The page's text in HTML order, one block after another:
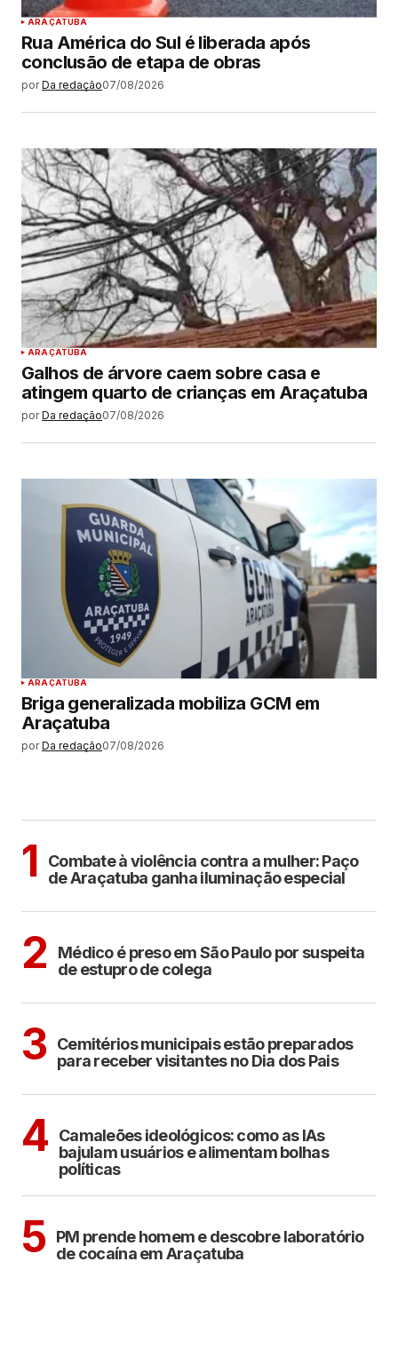
ARAÇATUBA
Rua América do Sul é liberada após
conclusão de etapa de obras
por Da redação07/08/2026
ARAÇATUBA
Galhos de árvore caem sobre casa e
atingem quarto de crianças em Araçatuba
por Da redação07/08/2026
ARAÇATUBA
Briga generalizada mobiliza GCM em
Araçatuba
por Da redação07/08/2026
1
Combate à violência contra a mulher: Paço
de Araçatuba ganha iluminação especial
2
Médico é preso em São Paulo por suspeita
de estupro de colega
3 Cemitérios municipais estão preparados
para receber visitantes no Dia dos Pais
4
Camaleões ideológicos: como as IAs
bajulam usuários e alimentam bolhas
políticas
5 PM prende homem e descobre laboratório
de cocaína em Araçatuba